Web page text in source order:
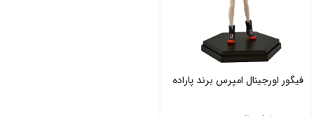
فیگور اورجینال امپرس برند پاراده